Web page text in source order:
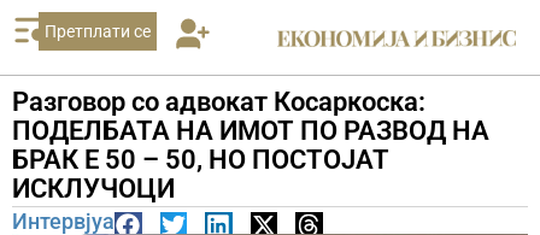
Претплати се
Разговор со адвокат Косаркоска:
ПОДЕЛБАТА НА ИМОТ ПО РАЗВОД НА
БРАК Е 50 – 50, НО ПОСТОЈАТ
ИСКЛУЧОЦИ
Интервјуа